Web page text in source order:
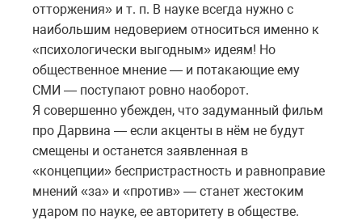
отторжения» и т. п. В науке всегда нужно с
наибольшим недоверием относиться именно к
«психологически выгодным» идеям! Но
общественное мнение — и потакающие ему
СМИ — поступают ровно наоборот.
Я совершенно убежден, что задуманный фильм
про Дарвина — если акценты в нём не будут
смещены и останется заявленная в
«концепции» беспристрастность и равноправие
мнений «за» и «против» — станет жестоким
ударом по науке, ее авторитету в обществе.